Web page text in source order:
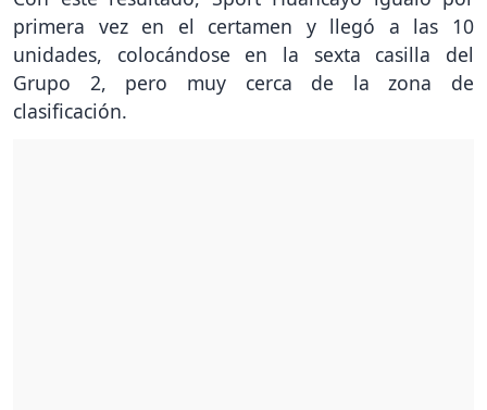
primera vez en el certamen y llegó a las 10
unidades, colocándose en la sexta casilla del
Grupo 2, pero muy cerca de la zona de
clasificación.